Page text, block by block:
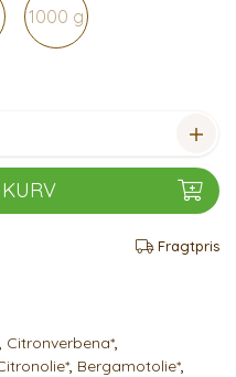
1000 g
Fragtpris
, Citronverbena*,
, Bergamotolie*,